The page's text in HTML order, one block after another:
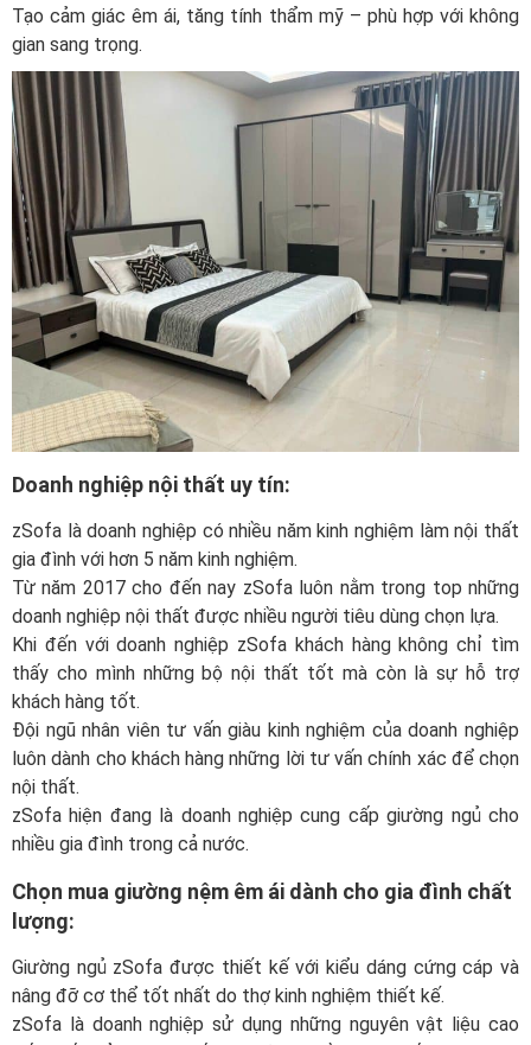
Tạo cảm giác êm ái, tăng tính thẩm mỹ – phù hợp với không
gian sang trọng.
Doanh nghiệp nội thất uy tín:
zSofa là doanh nghiệp có nhiều năm kinh nghiệm làm nội thất
gia đình với hơn 5 năm kinh nghiệm.
Từ năm 2017 cho đến nay zSofa luôn nằm trong top những
doanh nghiệp nội thất được nhiều người tiêu dùng chọn lựa.
Khi đến với doanh nghiệp zSofa khách hàng không chỉ tìm
thấy cho mình những bộ nội thất tốt mà còn là sự hỗ trợ
khách hàng tốt.
Đội ngũ nhân viên tư vấn giàu kinh nghiệm của doanh nghiệp
luôn dành cho khách hàng những lời tư vấn chính xác để chọn
nội thất.
zSofa hiện đang là doanh nghiệp cung cấp giường ngủ cho
nhiều gia đình trong cả nước.
Chọn mua giường nệm êm ái dành cho gia đình chất
lượng:
Giường ngủ zSofa được thiết kế với kiểu dáng cứng cáp và
nâng đỡ cơ thể tốt nhất do thợ kinh nghiệm thiết kế.
zSofa là doanh nghiệp sử dụng những nguyên vật liệu cao